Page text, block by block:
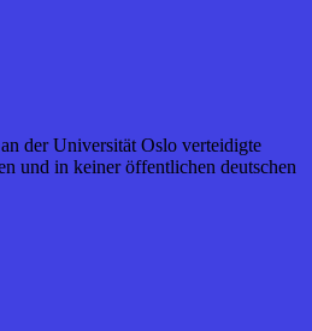
der Universität Oslo verteidigte
und in keiner öffentlichen deutschen